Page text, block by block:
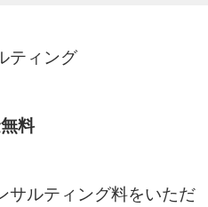
ティング
料
サルティング料をいただ